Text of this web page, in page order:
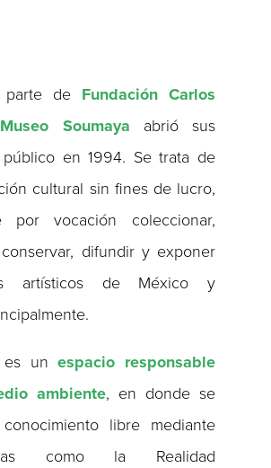
parte de Fundación Carlos
Museo Soumaya abrió sus
en 1994. Se trata de
cultural sin fines de lucro,
por vocación coleccionar,
difundir y exponer
artísticos de México y
es unespacio responsable
ambiente, en donde se
libre mediante
como la Realidad